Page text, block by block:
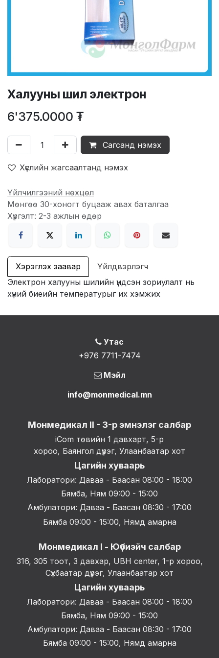
Халууны шил электрон
6'375.0000 ₮
Сагсанд нэмэх
Хүслийн жагсаалтанд нэмэх
Үйлчилгээний нөхцөл
Мөнгөө 30-хоногт буцааж авах баталгаа
Хүргэлт: 2-3 ажлын өдөр
Хэрэглэх заавар
Үйлдвэрлэгч
Электрон халууны шилийн үндсэн зориулалт нь
хүний ​​биеийн температурыг их хэмжих
Утас
+976 7711-7474
Мэйл
info@monmedical.mn
Монмедикал II - 3-р эмнэлэг салбар
iCom төвийн 1 давхарт, 5-р
хороо, Баянгол дүүрэг, Улаанбаатар хот
Цагийн хуваарь
Лаборатори: Даваа - Баасан 08:00 - 18:00
Бямба, Ням 09:00 - 15:00
Амбулатори: Даваа - Баасан 08:30 - 17:00
Бямба 09:00 - 15:00, Нямд амарна
Монмедикал I - Юүбиэйч салбар
316, 305 тоот, 3 давхар, UBH center, 1-р хороо,
Сүхбаатар дүүрэг, Улаанбаатар хот
Цагийн хуваарь
Лаборатори: Даваа - Баасан 08:00 - 18:00
Бямба, Ням 09:00 - 15:00
Амбулатори: Даваа - Баасан 08:30 - 17:00
Бямба 09:00 - 15:00, Нямд амарна